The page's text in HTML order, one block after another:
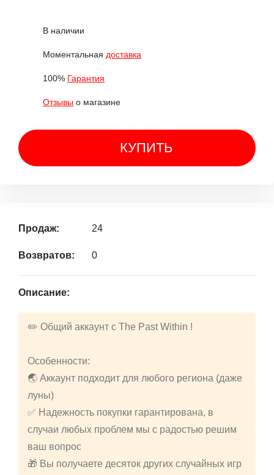
В наличии
Моментальная доставка
100% Гарантия
Отзывы о магазине
КУПИТЬ
Продаж: 24
Возвратов: 0
Описание:
✏️ Общий аккаунт с The Past Within !
Особенности:
🌏 Аккаунт подходит для любого региона (даже
луны)
✅ Надежность покупки гарантирована, в
случаи любых проблем мы с радостью решим
ваш вопрос
🎁 Вы получаете десяток других случайных игр